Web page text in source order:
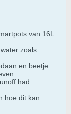
van 16L
zoals
en beetje
had
hoe dit kan